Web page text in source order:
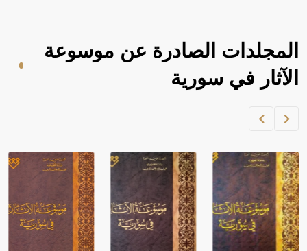
المجلدات الصادرة عن موسوعة
الآثار في سورية